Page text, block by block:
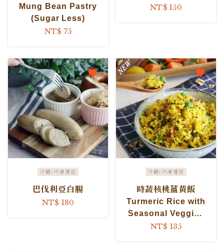
Mung Bean Pastry
(Sugar Less)
NT$ 75
NT$ 150
冷藏/冷凍運送
巴伐利亞白腸
NT$ 180
冷藏/冷凍運送
時蔬核桃薑黃飯
Turmeric Rice with
Seasonal Veggies
and Walnuts
NT$ 135